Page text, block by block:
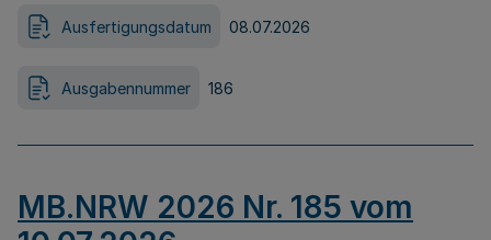
Ausfertigungsdatum 08.07.2026
Ausgabennummer 186
MB.NRW 2026 Nr. 185 vom